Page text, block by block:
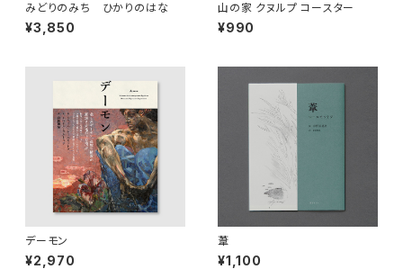
みどりのみち ひかりのはな
¥3,850
山の家 クヌルプ コースター
¥990
デーモン
¥2,970
葦
¥1,100